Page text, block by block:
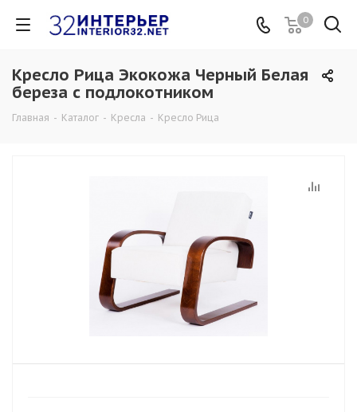
0
Кресло Рица Экокожа Черный Белая
береза с подлокотником
Главная - Каталог - Кресла - Кресло Рица